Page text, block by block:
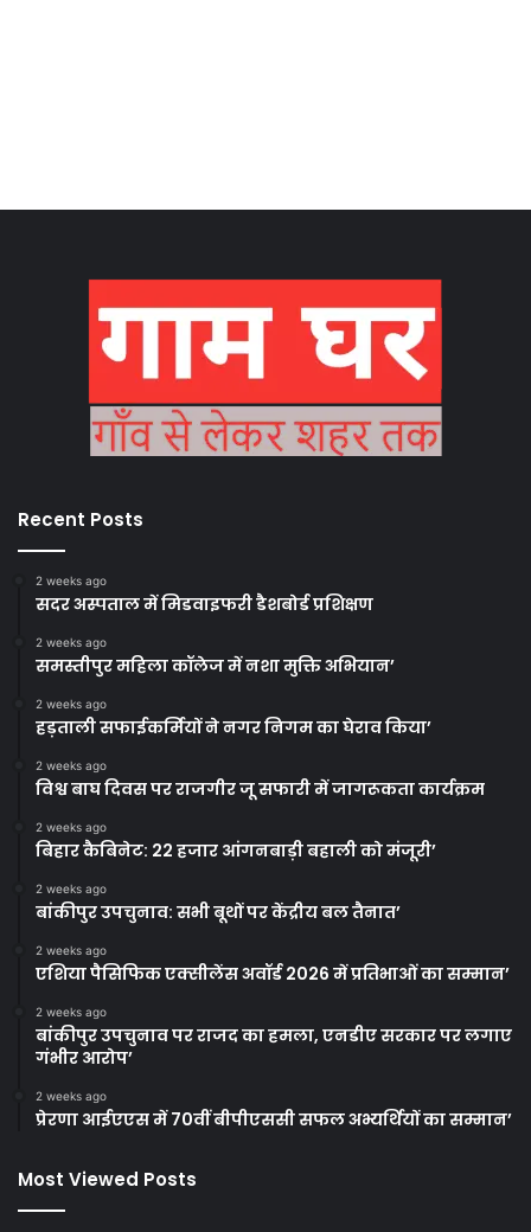
Recent Posts
2 weeks ago
सदर अस्पताल में मिडवाइफरी डैशबोर्ड प्रशिक्षण
2 weeks ago
समस्तीपुर महिला कॉलेज में नशा मुक्ति अभियान’
2 weeks ago
हड़ताली सफाईकर्मियों ने नगर निगम का घेराव किया’
2 weeks ago
विश्व बाघ दिवस पर राजगीर जू सफारी में जागरूकता कार्यक्रम
2 weeks ago
बिहार कैबिनेट: 22 हजार आंगनबाड़ी बहाली को मंजूरी’
2 weeks ago
बांकीपुर उपचुनाव: सभी बूथों पर केंद्रीय बल तैनात’
2 weeks ago
एशिया पैसिफिक एक्सीलेंस अवॉर्ड 2026 में प्रतिभाओं का सम्मान’
2 weeks ago
बांकीपुर उपचुनाव पर राजद का हमला, एनडीए सरकार पर लगाए
गंभीर आरोप’
2 weeks ago
प्रेरणा आईएएस में 70वीं बीपीएससी सफल अभ्यर्थियों का सम्मान’
Most Viewed Posts